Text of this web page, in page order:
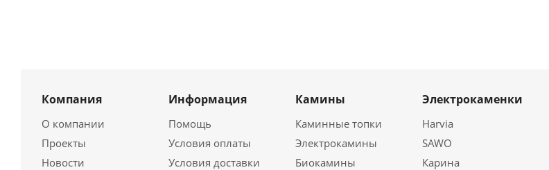
Компания
О компании
Проекты
Новости
Информация
Помощь
Условия оплаты
Условия доставки
Камины
Каминные топки
Электрокамины
Биокамины
Электрокаменки
Harvia
SAWO
Карина